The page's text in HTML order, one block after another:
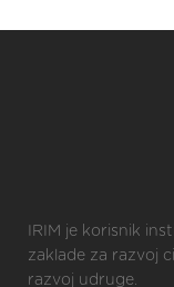
IRIM je korisnik
zaklade za razvoj
razvoj udruge.